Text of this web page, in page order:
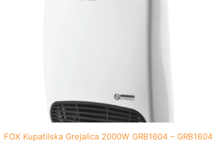
FOX Kupatilska Grejalica 2000W GRB1604 – GRB1604